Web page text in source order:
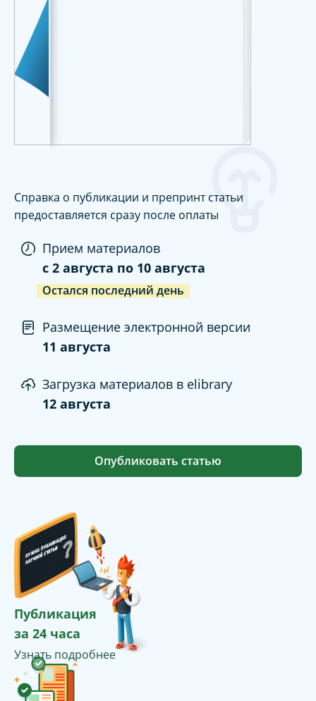
Справка о публикации и препринт статьи
предоставляется сразу после оплаты
Прием материалов
c 2 августа по 10 августа
Остался последний день
Размещение электронной версии
11 августа
Загрузка материалов в elibrary
12 августа
Опубликовать статью
Публикация
за 24 часа
Узнать подробнее